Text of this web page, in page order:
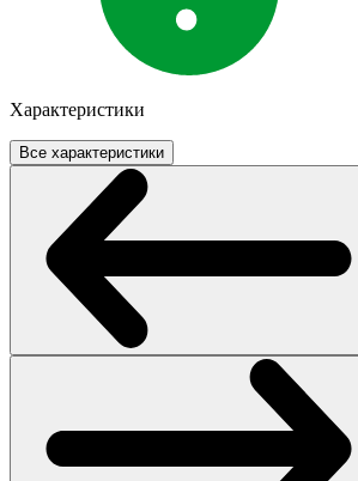
Характеристики
Все характеристики